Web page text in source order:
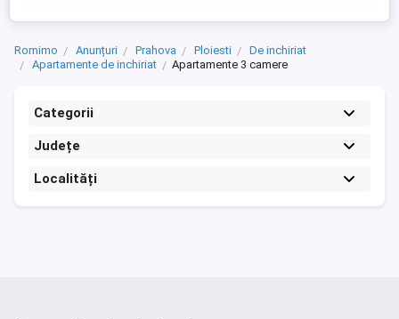
Romimo Anunțuri Prahova Ploiesti
De inchiriat
Apartamente de inchiriat
Apartamente 3 camere
Categorii
Județe
Localități